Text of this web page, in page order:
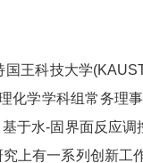
王科技大学
化学学科组常务理
于水-固界面反应
上有一系列创新